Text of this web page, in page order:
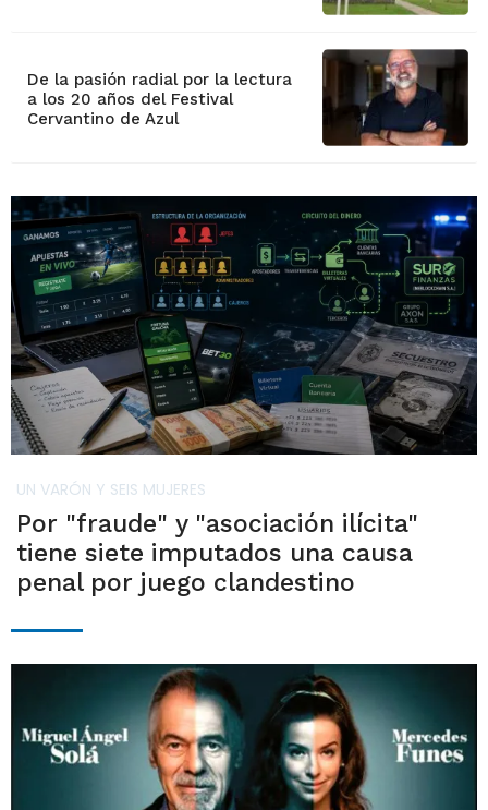
De la pasión radial por la lectura
a los 20 años del Festival
Cervantino de Azul
UN VARÓN Y SEIS MUJERES
Por "fraude" y "asociación ilícita"
tiene siete imputados una causa
penal por juego clandestino